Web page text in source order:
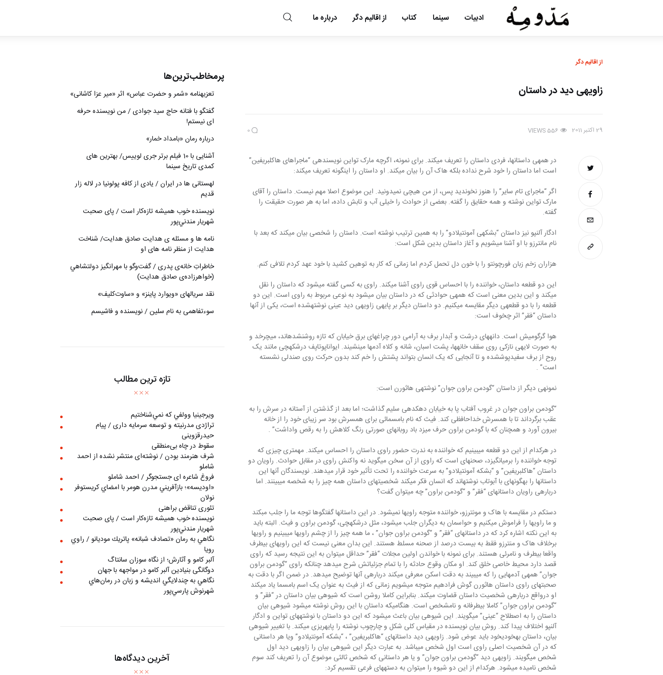
ادبیات سینما کتاب از اقالیم دگر درباره ما
از اقالیم دگر
زاویه‎ی دید در داستان
29 اکتبر 2011 556
VIEWS
0
در همه‎ی داستانها، فردی داستان را تعریف می‎‏کند. برای نمونه، اگرچه مارک تواین نویسنده‎ی “ماجراهای هاکلبری‏فین”
است اما داستان را خود شرح نداده بلکه هاک آن را بیان می‎‏کند. او داستان را این‏گونه‎‎‎ تعریف می‎‏کند:
اگر “ماجرای تام سایر” را هنوز نخوندید پس، از من هیچی‏ نمی‎‏دونید. این موضوع اصلا مهم نیست. داستان را آقای
مارک‏ تواین نوشته و همه حقایق را گفته. بعضی از حوادث را خیلی آب و تابش داده، اما به هر صورت حقیقت را
گفته.
ادگار آلن‏پو نیز داستان “بشکه‎ی آمونتیلادو” را به همین ترتیب نوشته‎‎‎ است. داستان را شخصی بیان می‎‏کند که بعد با
نام مانترزو با او آشنا می‎‏شویم و آغاز داستان بدین شکل است:
هزاران زخم زبان فورچونتو را با خون دل تحمل کردم اما زمانی که‎‎‎ کار به توهین کشید با خود عهد کردم تلافی کنم.
این دو قطعه داستان، خواننده را با احساس قوی راوی آشنا می‎‏کند. راوی به کسی گفته می‎‏شود که داستان را نقل
می‎‏کند و این بدین معنی‏ است که همه‎ی حوادثی که در داستان بیان می‎‏شود به نوعی مربوط به راوی‏ است. این دو
قطعه را با دو قطعه‎ی دیگر مقایسه می‎‏کنیم. دو داستان دیگر بر پایه‎ی زاویه‎ی دید عینی نوشته‎‎‎شده است، یکی از آنها
داستان “فقر” اثر چخوف است:
هوا گرگ‏ومیش است. دانه‎‎‎های درشت و آبدار برف به آرامی دور چراغهای برق خیابان که تازه روشن‏شده‎‎‎اند، می‎‏چرخد و
به‎‎‎ صورت لایه‎ی نازکی روی سقف خانه‎‎‎ها، پشت اسبان، شانه و کلاه‎‎‎ آدمها مینشیند. ایواناپوتاپف درشکه‎‎‎چی مانند یک
روح از برف‏ سفیدپوش‏شده و تا آنجایی که یک انسان بتواند پشتش را خم کند بدون حرکت روی صندلی نشسته
است” .
نمونه‎ی دیگر از داستان “گودمن براون جوان” نوشته‎ی هاثورن است:
“گودمن براون جوان در غروب آفتاب پا به خیابان دهکده‎ی سلیم‏ گذاشت؛ اما بعد از گذشتن از آستانه در سرش را به
عقب برگرداند تا با همسرش خداحافظی کند. فیث که نام بامسمائی برای همسرش‏ بود سر زیبای خود را از خانه
بیرون آورد و همچنان که با گودمن‏ براون حرف می‎‏زد باد روبانهای صورتی رنگ کلاهش را به رقص‏ واداشت” .
در هرکدام از این دو قطعه می‎‏بینیم که خواننده به ندرت حضور راوی داستان را احساس می‎‏کند. مهمتری چیزی که
توجه خواننده را برمی‏انگیزد، صحنه‎‎‎ای است که راوی از آن سخن می‎‏گوید نه واکنش‏ راوی در مقابل حوادث. راویان دو
داستان “هاکلبری‏فین” و “بشکه‎‎‎ آمونتیلادو” به سرعت خواننده را تحت تأثیر خود قرار می‎‏دهند. نویسندگان آنها این
داستانها را به‎‎‎گونه‎‎‎ای با آب‏وتاب نوشته‎‎‎اند که انسان‏ فکر می‎‏کند شخصیتهای داستان همه چیز را به شخصه می‎‏بینند. اما
درباره‎ی راویان داستانهای “فقر” و “گودمن براون” چه می‎‏توان گفت؟
دست‏کم در مقایسه با هاک و مونترزو، خواننده متوجه راویها نمی‎‏شود. در این داستانها گفتگوها توجه ما را جلب مب‏کند
و ما راویها را فراموش می‎‏کنیم و حواسمان به دیگران جلب می‎‏شود، مثل‏ درشکه‎‎‎چی، گودمن براون و فیث. البته باید
به این نکته اشاره کرد که در داستانهای “فقر” و “گودمن براون جوان” ، ما همه چیز را از چشم راویها می‎‏بینیم و راویها
برخلاف هاک و منترزو فقط به بیست درصد از صحنه‎‎‎ مسلط هستند. این بدان معنی نیست که این راویهای بی‏طرف‏
واقعا بی‏طرف و نامرئی هستند. برای نمونه با خواندن اولین مجلات‏ “فقر” حداقل می‎‏توان به این نتیجه رسید که راوی
قصد دارد محیط خاصی خلق کند. او مکان وقوع حادثه را با تمام جزئیاتش شرح می‎‏دهد چنان‏که راوی “گودمن براون
جوان” همه‎ی آدمهایی را که می‎‏بیند به دقت‏ اسکن‏ معرفی می‎‏کند درباره‎ی آنها توضیح می‎‏دهد. در ضمن اگر با دقت به‎‎‎
صحبتهای راوی داستان هاثورن گوش فرادهیم متوجه می‎‏شویم زمانی‏ که از فیث به عنوان یک اسم بامسما یاد می‎‏کند
او درواقع درباره‎ی شخصیت داستان قضاوت می‎‏کند. بنابراین کاملا روشن است که شیوه‎ی بیان داستان در “فقر” و
“گودمن براون جوان” کاملا بی‏طرفانه و نامشخص است. هنگامی‏که داستان با این روش نوشته می‎‏شود شیوه‎ی بیان
داستان را به اصطلاح “عینی” می‎‏گویند. این شیوه‎ی بیان باعث‏ می‎‏شود که این دو داستان با نوشته‎‎‎های تواین و ادگار
آلن‏پو اختلاف پیدا کند. روش بیان نویسنده در مقیاس کلی شکل و چارچوب نوشته را پایه‎‎‎ریزی می‎‏کند. با تغییر شیوه‎ی
بیان، داستان به‎‎‎خودی‏خود باید عوض‏ شود. زاویه‎ی دید داستانهای “هاکل‏بری‏فین” ، “بشکه آمونتیلادو” ویا هر داستانی
که در آن شخصیت اصلی راوی است اول شخص می‎‏باشد. به‎‎‎ عبارت دیگر این شیوه‎ی بیان را زاویه‎ی دید اول
شخص می‎‏گویند. زاویه‎ی دید “گودمن براون جوان” و یا هر داستانی که شخص ثالثی موضوع آن را تعریف کند سوم
شخص نامیده می‎‏شود. هرکدام از این دو شیوه را می‎‏توان به دسته‎‎‎های فرعی تقسیم کرد:
پرمخاطب‌ترین‌ها
تعزیه‎نامه‏ «شمر و حضرت عباس» اثر «میر عزا کاشانی»
گفتگو با فتانه حاج سید جوادی / من نویسنده حرفه
ای نیستم!
درباره رمان «بامداد خمار»
آشنایی با 10 فیلم برتر جری لوییس/ بهترین های
کمدی تاریخ سینما
لهستانی ها در ایران / یادی از کافه پولونیا در لاله زار
قدیم
نويسنده خوب هميشه تازه‌كار است / پای صحبت
شهريار مندني‌پور
نامه ها و مسئله ی هدایت صادق هدایت/ شناخت
هدایت از منظر نامه های او
خاطراتِ خانه‌ی پدری / گفت‌وگو با مهرانگيز دولتشاهي
(خواهرزاده‌ی صادق هدايت)
نقد سریالهای «ویوارد پاینز» و «ساوت‌کلیف»
سوءتفاهمی به نام سلین / نویسنده و فاشیسم
تازه ترین مطالب
ويرجينيا وولفي كه نمي‌شناختيم
تراژدی مدرنیته و توسعه سرمایه داری / پیام
حیدرقزوینی
سقوط در چاه بی‌منطقی
شرف هنرمند بودن / نوشته‌ای منتشر نشده از احمد
شاملو
فروغ شاعره ای جستجوگر / احمد شاملو
«اوديسه»؛ بازآفريني مدرن هومر با امضاي كريستوفر
نولان
تئوری تناقض براهنی
نويسنده خوب هميشه تازه‌كار است / پای صحبت
شهريار مندني‌پور
نگاهي به رمان «تصادف شبانه» پاتريك موديانو / راوي
رويا
آلبر کامو و آثارش؛ از نگاه سوزان سانتاگ
دوگانگی بنیادین آلبر کامو در مواجهه با جهان
نگاهي به چندلايگي انديشه و زبان در رمان‌هاي
شهرنوش پارسي‌پور
آخرین دیدگاه‌ها